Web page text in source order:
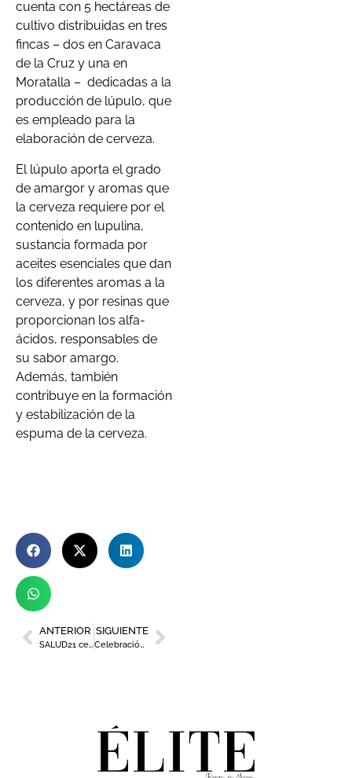
cuenta con 5 hectáreas de
cultivo distribuidas en tres
fincas – dos en Caravaca
de la Cruz y una en
Moratalla – dedicadas a la
producción de lúpulo, que
es empleado para la
elaboración de cerveza.
El lúpulo aporta el grado
de amargor y aromas que
la cerveza requiere por el
contenido en lupulina,
sustancia formada por
aceites esenciales que dan
los diferentes aromas a la
cerveza, y por resinas que
proporcionan los alfa-
ácidos, responsables de
su sabor amargo.
Además, también
contribuye en la formación
y estabilización de la
espuma de la cerveza.
ANTERIOR
SALUD21 celebra su 15 aniversario y rinde homenaje a los ‘héroes’ de la pandemia
SIGUIENTE
Celebración del 45 aniversario de FREMM